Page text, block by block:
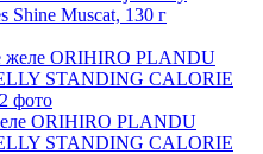
Shine Muscat, 130 г
ORIHIRO PLANDU
STANDING CALORIE